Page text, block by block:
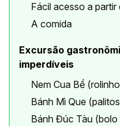
Fácil acesso a partir
A comida
Excursão
imperdíveis
Nem Cua Bể
Bánh Mì Que
Bánh Đúc Tàu